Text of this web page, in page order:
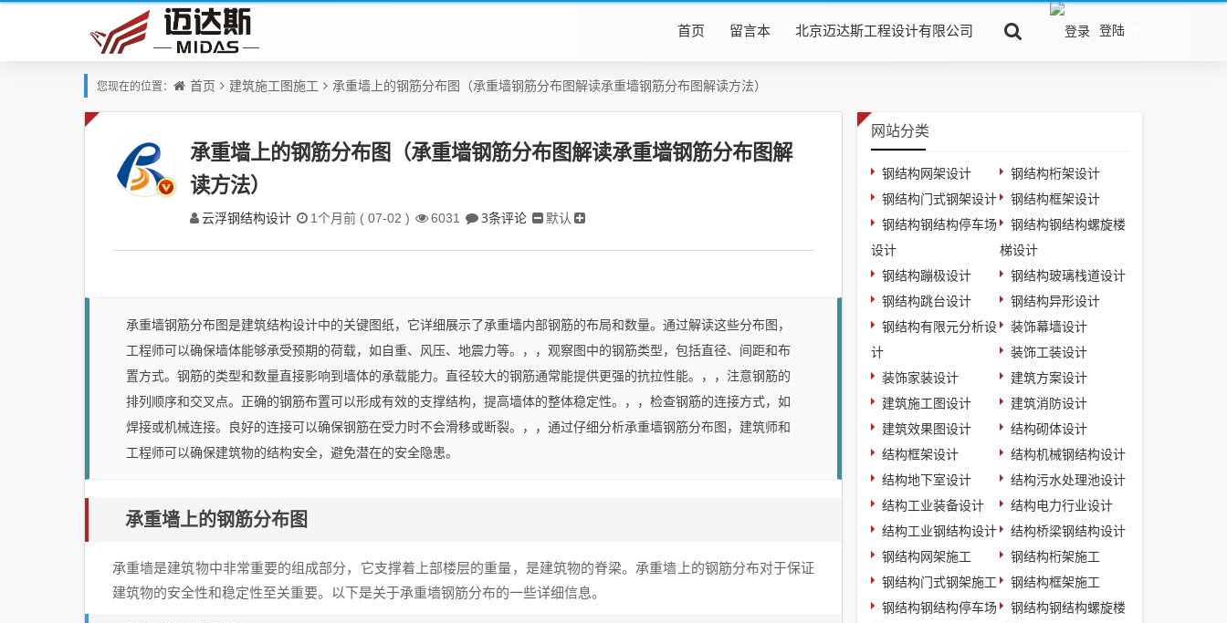
登陆
首页 留言本 北京迈达斯工程设计有限公司
您现在的位置： 首页 建筑施工图施工 承重墙上的钢筋分布图（承重墙钢筋分布图解读承重墙钢筋分布图解读方法）
承重墙上的钢筋分布图（承重墙钢筋分布图解读承重墙钢筋分布图解
读方法）
云浮钢结构设计 1个月前 ( 07-02 ) 6031 3条评论 默认
承重墙钢筋分布图是建筑结构设计中的关键图纸，它详细展示了承重墙内部钢筋的布局和数量。通过解读这些分布图，
工程师可以确保墙体能够承受预期的荷载，如自重、风压、地震力等。，，观察图中的钢筋类型，包括直径、间距和布
置方式。钢筋的类型和数量直接影响到墙体的承载能力。直径较大的钢筋通常能提供更强的抗拉性能。，，注意钢筋的
排列顺序和交叉点。正确的钢筋布置可以形成有效的支撑结构，提高墙体的整体稳定性。，，检查钢筋的连接方式，如
焊接或机械连接。良好的连接可以确保钢筋在受力时不会滑移或断裂。，，通过仔细分析承重墙钢筋分布图，建筑师和
工程师可以确保建筑物的结构安全，避免潜在的安全隐患。
承重墙上的钢筋分布图
承重墙是建筑物中非常重要的组成部分，它支撑着上部楼层的重量，是建筑物的脊梁。承重墙上的钢筋分布对于保证
建筑物的安全性和稳定性至关重要。以下是关于承重墙钢筋分布的一些详细信息。
网站分类
钢结构网架设计
钢结构桁架设计
钢结构门式钢架设计
钢结构框架设计
钢结构钢结构停车场
设计
钢结构钢结构螺旋楼
梯设计
钢结构蹦极设计
钢结构玻璃栈道设计
钢结构跳台设计
钢结构异形设计
钢结构有限元分析设
计
装饰幕墙设计
装饰工装设计
装饰家装设计
建筑方案设计
建筑施工图设计
建筑消防设计
建筑效果图设计
结构砌体设计
结构框架设计
结构机械钢结构设计
结构地下室设计
结构污水处理池设计
结构工业装备设计
结构电力行业设计
结构工业钢结构设计
结构桥梁钢结构设计
钢结构网架施工
钢结构桁架施工
钢结构门式钢架施工
钢结构框架施工
钢结构钢结构停车场
钢结构钢结构螺旋楼